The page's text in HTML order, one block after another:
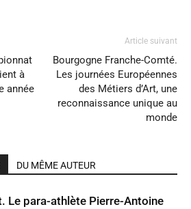
à
année
Article suivant
Bourgogne Franche-Comté.
Les journées Européennes
des Métiers d’Art, une
reconnaissance unique au
monde
DU MÊME AUTEUR
Le para-athlète Pierre-Antoine